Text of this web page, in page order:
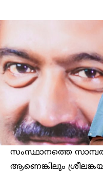
സംസ്ഥാനത്തെ
ആണെങ്കിലും